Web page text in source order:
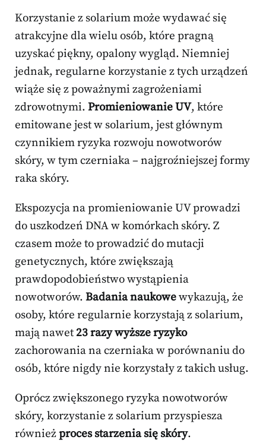
Korzystanie z solarium może wydawać się
atrakcyjne dla wielu osób, które pragną
uzyskać piękny, opalony wygląd. Niemniej
jednak, regularne korzystanie z tych urządzeń
wiąże się z poważnymi zagrożeniami
zdrowotnymi. Promieniowanie UV, które
emitowane jest w solarium, jest głównym
czynnikiem ryzyka rozwoju nowotworów
skóry, w tym czerniaka – najgroźniejszej formy
raka skóry.
Ekspozycja na promieniowanie UV prowadzi
do uszkodzeń DNA w komórkach skóry. Z
czasem może to prowadzić do mutacji
genetycznych, które zwiększają
prawdopodobieństwo wystąpienia
nowotworów. Badania naukowewykazują, że
osoby, które regularnie korzystają z solarium,
mają nawet 23 razy wyższe ryzyko
zachorowania na czerniaka w porównaniu do
osób, które nigdy nie korzystały z takich usług.
Oprócz zwiększonego ryzyka nowotworów
skóry, korzystanie z solarium przyspiesza
równieżproces starzenia się skóry.